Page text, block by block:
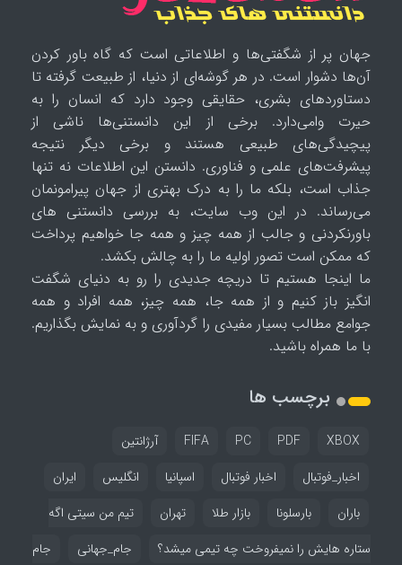
جهان پر از شگفتی‌ها و اطلاعاتی است که گاه باور کردن
آن‌ها دشوار است. در هر گوشه‌ای از دنیا، از طبیعت گرفته تا
دستاوردهای بشری، حقایقی وجود دارد که انسان را به
حیرت وامی‌دارد. برخی از این دانستنی‌ها ناشی از
پیچیدگی‌های طبیعی هستند و برخی دیگر نتیجه
پیشرفت‌های علمی و فناوری. دانستن این اطلاعات نه تنها
جذاب است، بلکه ما را به درک بهتری از جهان پیرامونمان
می‌رساند. در این وب سایت، به بررسی دانستنی های
باورنکردنی و جالب از همه چیز و همه جا خواهیم پرداخت
که ممکن است تصور اولیه ما را به چالش بکشد.
ما اینجا هستیم تا دریچه جدیدی را رو به دنیای شگفت
انگیز باز کنیم و از همه جا، همه چیز، همه افراد و همه
جوامع مطالب بسیار مفیدی را گردآوری و به نمایش بگذاریم.
با ما همراه باشید.
برچسب ها
FIFA PC PDF XBOX
آرژانتین
اخبار_فوتبال
اخبار فوتبال اسپانیا انگلیس
ایران
باران
بارسلونا بازار طلا تهران
تیم من سیتی اگه
ستاره هایش را نمیفروخت چه تیمی میشد؟
جام_جهانی جام